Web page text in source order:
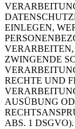
EINLEGEN,
ZWINGENDE
RECHTE UND
AUSÜBUNG
ABS. 1 DSGVO).